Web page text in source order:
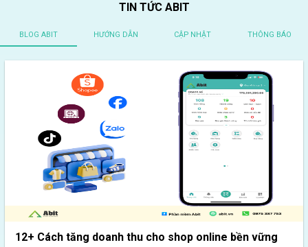
TIN TỨC ABIT
BLOG ABIT HƯỚNG DẪN CẬP NHẬT THÔNG BÁO
12+ Cách tăng doanh thu cho shop online bền vững